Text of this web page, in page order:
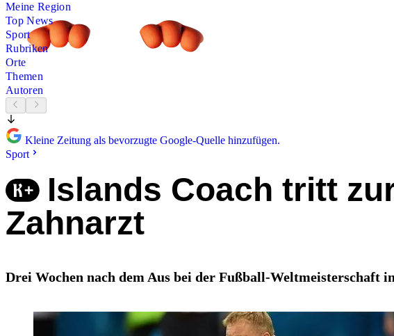
Meine Region
Top News
Sport
Rubriken
Orte
Themen
Autoren
Kleine Zeitung als bevorzugte Google-Quelle hinzufügen.
Sport
Islands Coach tritt
Zahnarzt
Drei Wochen nach dem Aus bei der Fußball-